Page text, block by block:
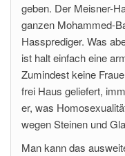
geben. Der Meisner-
ganzen Mohammed-
Hassprediger. Was
ist halt einfach eine
Zumindest keine
frei Haus geliefert,
er, was
wegen Steinen und
Man kann das